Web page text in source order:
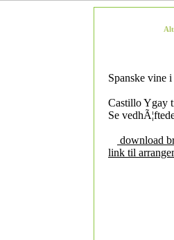
Spanske vine i
Castillo Ygay
Se
download
link til